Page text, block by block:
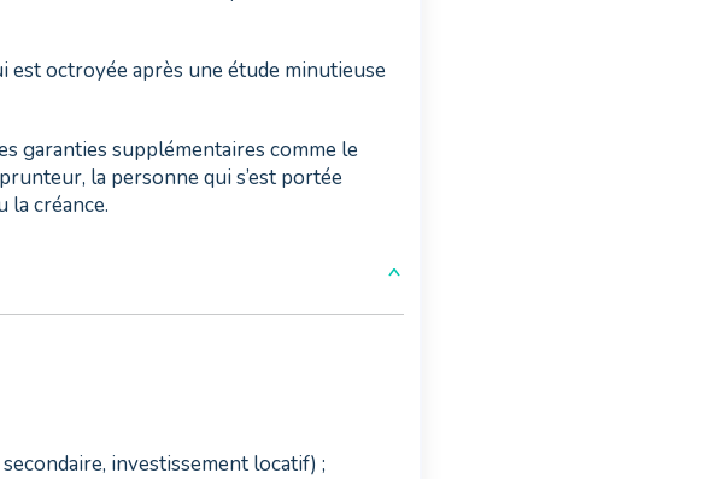
est octroyée après une étude minutieuse
garanties supplémentaires comme le
la personne qui s’est portée
la créance.
investissement locatif) ;